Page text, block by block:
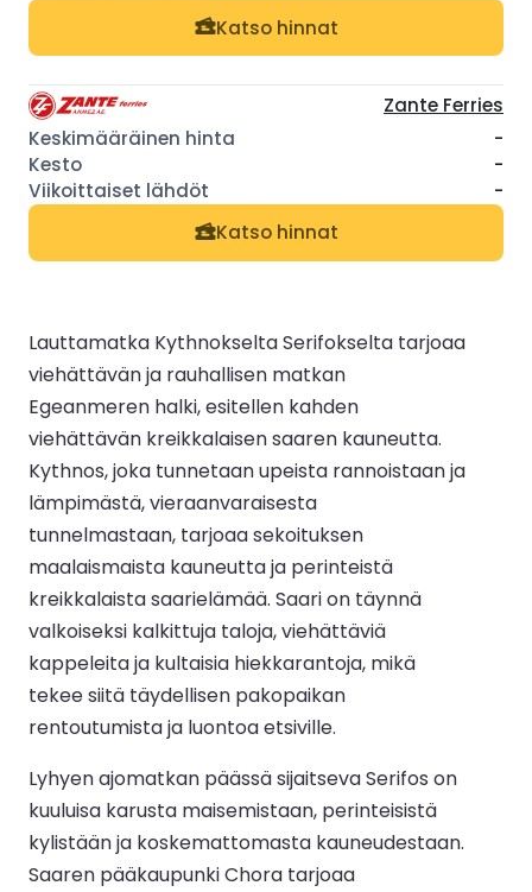
Katso hinnat
Zante Ferries
-
-
-
Katso hinnat
Lauttamatka Kythnokselta Serifokselta tarjoaa
viehättävän ja rauhallisen matkan
Egeanmeren halki, esitellen kahden
viehättävän kreikkalaisen saaren kauneutta.
Kythnos, joka tunnetaan upeista rannoistaan ja
lämpimästä, vieraanvaraisesta
tunnelmastaan, tarjoaa sekoituksen
maalaismaista kauneutta ja perinteistä
kreikkalaista saarielämää. Saari on täynnä
valkoiseksi kalkittuja taloja, viehättäviä
kappeleita ja kultaisia hiekkarantoja, mikä
tekee siitä täydellisen pakopaikan
rentoutumista ja luontoa etsiville.
Lyhyen ajomatkan päässä sijaitseva Serifos on
kuuluisa karusta maisemistaan, perinteisistä
kylistään ja koskemattomasta kauneudestaan.
Saaren pääkaupunki Chora tarjoaa